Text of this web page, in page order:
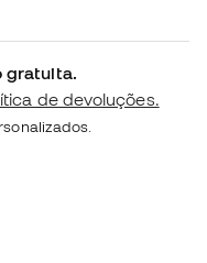
gratuita.
de devoluções.